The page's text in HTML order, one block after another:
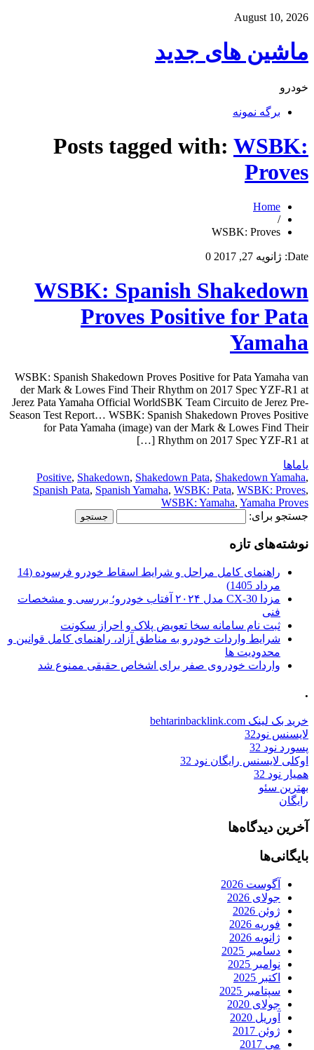
August 10, 2026
ماشین های جدید
خودرو
برگه نمونه
Posts tagged with: WSBK:
Proves
Home
/
WSBK: Proves
Date: ژانویه 27, 2017 0
WSBK: Spanish Shakedown
Proves Positive for Pata
Yamaha
WSBK: Spanish Shakedown Proves Positive for Pata Yamaha van
der Mark & Lowes Find Their Rhythm on 2017 Spec YZF-R1 at
Jerez Pata Yamaha Official WorldSBK Team Circuito de Jerez Pre-
Season Test Report… WSBK: Spanish Shakedown Proves Positive
for Pata Yamaha (image) van der Mark & Lowes Find Their
Rhythm on 2017 Spec YZF-R1 at […]
یاماها
Positive, Shakedown, Shakedown Pata, Shakedown Yamaha,
Spanish Pata, Spanish Yamaha, WSBK: Pata, WSBK: Proves,
WSBK: Yamaha, Yamaha Proves
جستجو برای:
نوشته‌های تازه
راهنمای کامل مراحل و شرایط اسقاط خودرو فرسوده (14
مرداد 1405)
مزدا CX-30 مدل ۲۰۲۴ آفتاب خودرو؛ بررسی و مشخصات
فنی
ثبت نام سامانه سخا تعویض پلاک و احراز سکونت
شرایط واردات خودرو به مناطق آزاد، راهنمای کامل قوانین و
محدودیت ها
واردات خودروی صفر برای اشخاص حقیقی ممنوع شد
.
خرید بک لینک behtarinbacklink.com
لایسنس نود32
پسورد نود 32
اوکلی لایسنس رایگان نود 32
همیار نود 32
بهترین سئو
رایگان
آخرین دیدگاه‌ها
بایگانی‌ها
آگوست 2026
جولای 2026
ژوئن 2026
فوریه 2026
ژانویه 2026
دسامبر 2025
نوامبر 2025
اکتبر 2025
سپتامبر 2025
جولای 2020
آوریل 2020
ژوئن 2017
می 2017